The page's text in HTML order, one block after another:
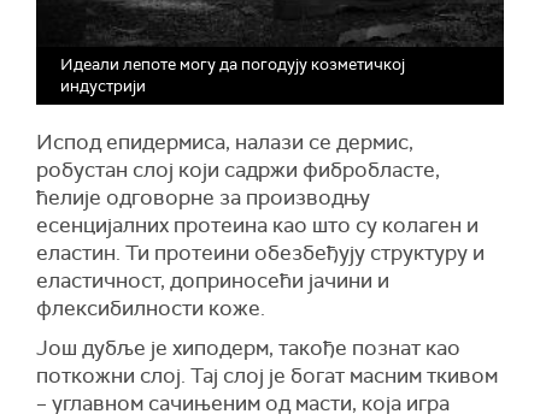
Идеали лепоте могу да погодују козметичкој
индустрији
Испод епидермиса, налази се дермис,
робустан слој који садржи фибробласте,
ћелије одговорне за производњу
есенцијалних протеина као што су колаген и
еластин. Ти протеини обезбеђују структуру и
еластичност, доприносећи јачини и
флексибилности коже.
Још дубље је хиподерм, такође познат као
поткожни слој. Тај слој је богат масним ткивом
– углавном сачињеним од масти, која игра